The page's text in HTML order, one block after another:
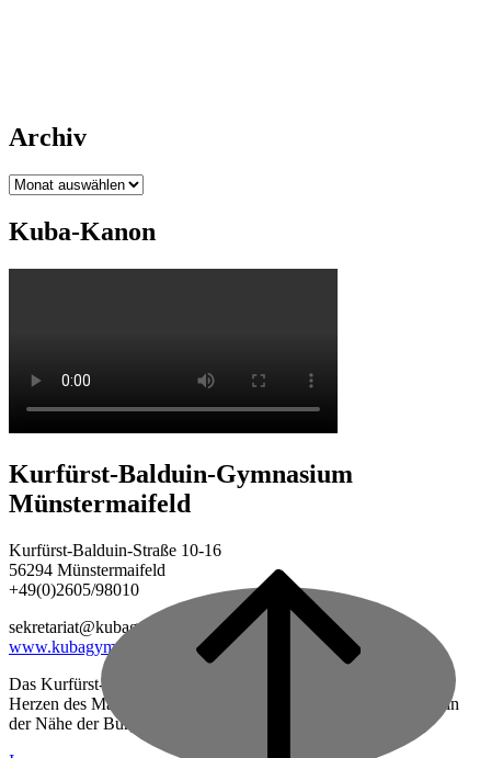
Archiv
Archiv
Kuba-Kanon
top
Kurfürst-Balduin-Gymnasium
Münstermaifeld
Kurfürst-Balduin-Straße 10-16
56294 Münstermaifeld
+49(0)2605/98010
sekretariat@kubagym.de
www.kubagym.org
Das Kurfürst-Balduin-Gymnasium ist eine vierzügige Schule im
Herzen des Maifeldes, zwischen Mayen und Koblenz gelegen, in
der Nähe der Burg Eltz.